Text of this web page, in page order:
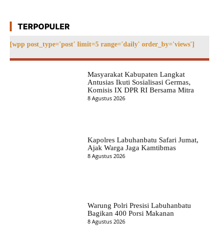
TERPOPULER
[wpp post_type='post' limit=5 range='daily' order_by='views']
Masyarakat Kabupaten Langkat
Antusias Ikuti Sosialisasi Germas,
Komisis IX DPR RI Bersama Mitra
8 Agustus 2026
Kapolres Labuhanbatu Safari Jumat,
Ajak Warga Jaga Kamtibmas
8 Agustus 2026
Warung Polri Presisi Labuhanbatu
Bagikan 400 Porsi Makanan
8 Agustus 2026